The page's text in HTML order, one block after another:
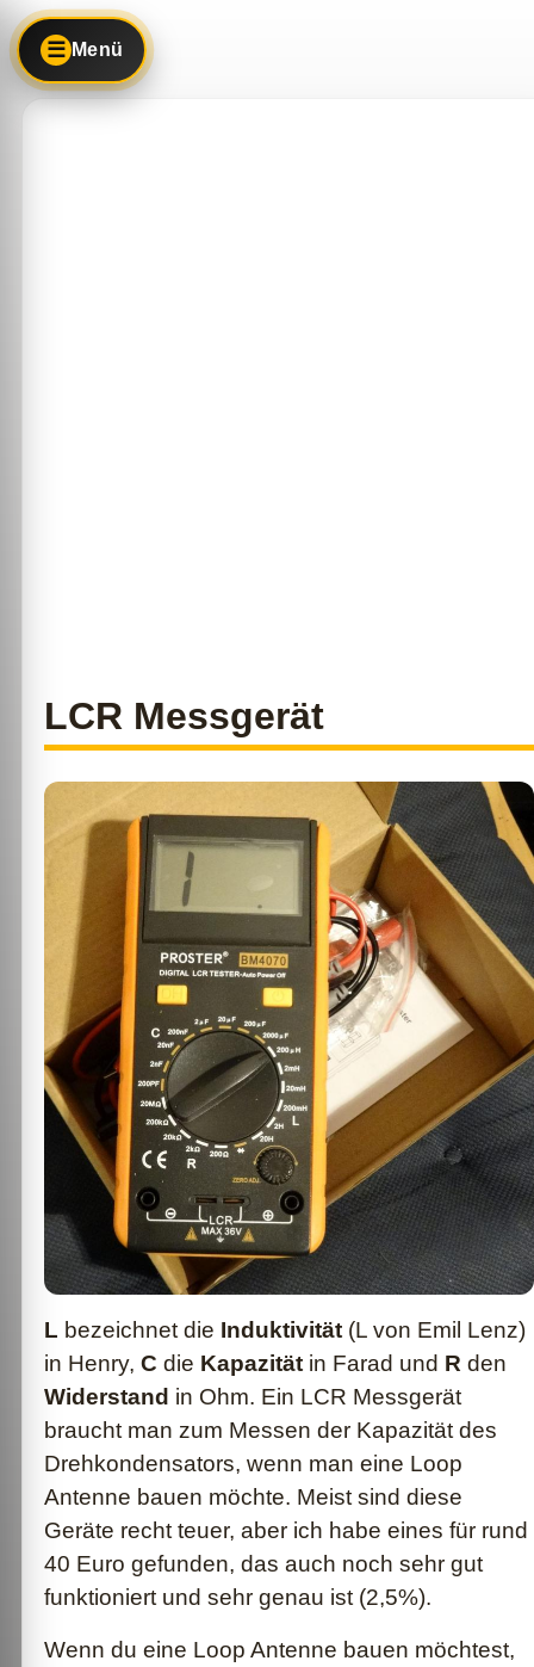
☰ Menü
LCR Messgerät
L bezeichnet die Induktivität (L von Emil Lenz)
in Henry, C die Kapazität in Farad und R den
Widerstand in Ohm. Ein LCR Messgerät
braucht man zum Messen der Kapazität des
Drehkondensators, wenn man eine Loop
Antenne bauen möchte. Meist sind diese
Geräte recht teuer, aber ich habe eines für rund
40 Euro gefunden, das auch noch sehr gut
funktioniert und sehr genau ist (2,5%).
Wenn du eine Loop Antenne bauen möchtest,